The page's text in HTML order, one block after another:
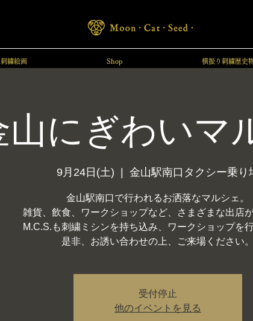
刺繍絵画 Shop 横振り刺繍歴史
山にぎわいマ
9月24日(土) 金山駅南口タクシー乗り
金山駅南口で行われるお洒落なマルシェ。
雑貨、飲食、ワークショップなど、さまざまな出店が
M.C.S.も刺繍ミシンを持ち込み、ワークショップを
是非、お誘い合わせの上、ご来場ください。
受付停止
他のイベントを見る